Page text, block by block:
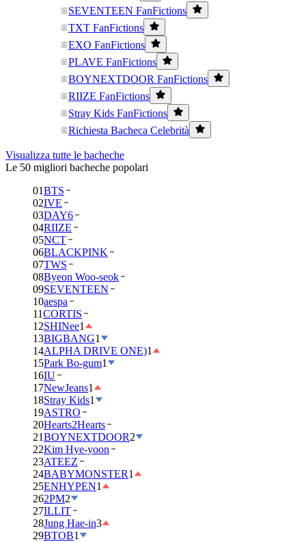
SEVENTEEN FanFictions
TXT FanFictions
EXO FanFictions
PLAVE FanFictions
BOYNEXTDOOR FanFictions
RIIZE FanFictions
Stray Kids FanFictions
Richiesta Bacheca Celebrità
Visualizza tutte le bacheche
Le 50 migliori bacheche popolari
01BTS
02IVE
03DAY6
04RIIZE
05NCT
06BLACKPINK
07TWS
08Byeon Woo-seok
09SEVENTEEN
10aespa
11CORTIS
12SHINee1
13BIGBANG1
14ALPHA DRIVE ONE)1
15Park Bo-gum1
16IU
17NewJeans1
18Stray Kids1
19ASTRO
20Hearts2Hearts
21BOYNEXTDOOR2
22Kim Hye-yoon
23ATEEZ
24BABYMONSTER1
25ENHYPEN1
262PM2
27ILLIT
28Jung Hae-in3
29BTOB1